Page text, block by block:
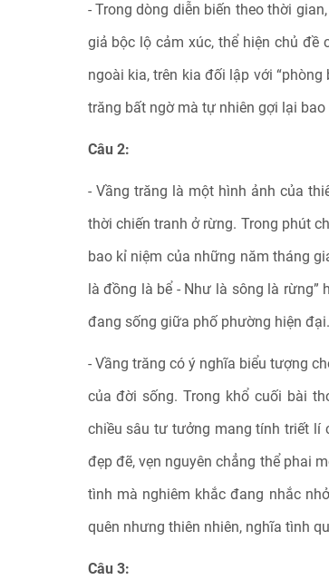
- Trong dòng diễn biến theo thời
giả bộc lộ cảm xúc, thể hiện chủ đề
ngoài kia, trên kia đối lập với
trăng bất ngờ mà tự nhiên gợi lại
Câu 2:
- Vầng trăng là một hình ảnh của
thời chiến tranh ở rừng. Trong phút
bao kỉ niệm của những năm tháng
là đồng là bể - Như là sông là rừng”
đang sống giữa phố phường hiện đại.
- Vầng trăng có ý nghĩa biểu tượng
của đời sống. Trong khổ cuối bài
chiều sâu tư tưởng mang tính triết lí
đẹp đẽ, vẹn nguyên chẳng thể phai
tình mà nghiêm khắc đang nhắc
quên nhưng thiên nhiên, nghĩa tình
Câu 3: